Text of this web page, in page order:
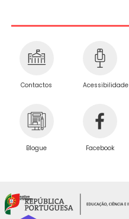
Contactos Acessibilidade
Blogue Facebook